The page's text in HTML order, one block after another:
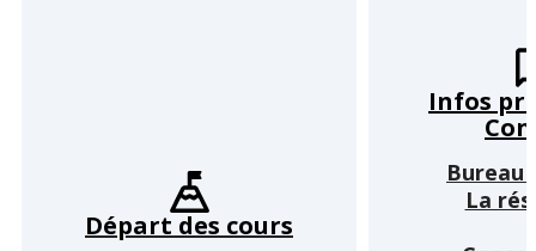
Départ des cours
Infos
Bureau
La